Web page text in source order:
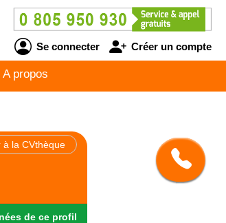
Se connecter Créer un compte
A propos
à la CVthèque
de ce profil